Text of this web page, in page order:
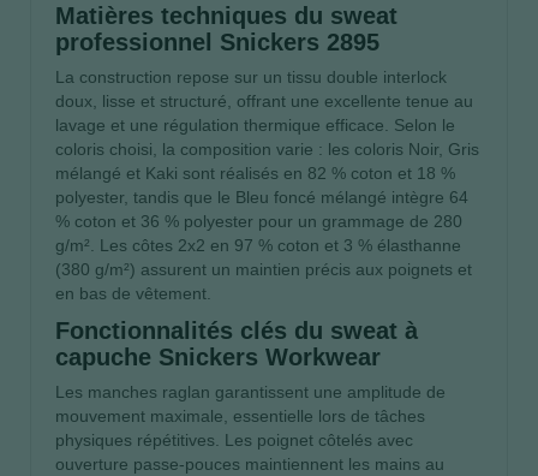
Matières techniques du sweat
professionnel Snickers 2895
La construction repose sur un tissu double interlock
doux, lisse et structuré, offrant une excellente tenue au
lavage et une régulation thermique efficace. Selon le
coloris choisi, la composition varie : les coloris Noir, Gris
mélangé et Kaki sont réalisés en 82 % coton et 18 %
polyester, tandis que le Bleu foncé mélangé intègre 64
% coton et 36 % polyester pour un grammage de 280
g/m². Les côtes 2x2 en 97 % coton et 3 % élasthanne
(380 g/m²) assurent un maintien précis aux poignets et
en bas de vêtement.
Fonctionnalités clés du sweat à
capuche Snickers Workwear
Les manches raglan garantissent une amplitude de
mouvement maximale, essentielle lors de tâches
physiques répétitives. Les poignet côtelés avec
ouverture passe-pouces maintiennent les mains au